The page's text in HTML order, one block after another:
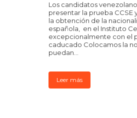
Los candidatos
presentar la prueba CCSE
la obtención de la
española, en el Instituto
excepcionalmente con el
caducado Colocamos la
puedan...
Leer más